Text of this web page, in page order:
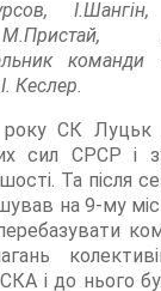
команди
Кеслер.
року СК
сил СРСР і
Та після
на 9-му
і до нього